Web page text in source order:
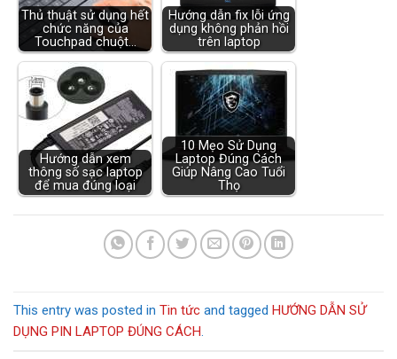
Thủ thuật sử dụng hết
chức năng của
Touchpad chuột…
Hướng dẫn fix lỗi ứng
dụng không phản hồi
trên laptop
Hướng dẫn xem
thông số sạc laptop
để mua đúng loại
10 Mẹo Sử Dụng
Laptop Đúng Cách
Giúp Nâng Cao Tuổi
Thọ
This entry was posted in Tin tức and tagged HƯỚNG DẪN SỬ
DỤNG PIN LAPTOP ĐÚNG CÁCH.